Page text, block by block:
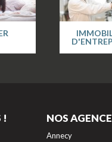
! NOS
Annecy